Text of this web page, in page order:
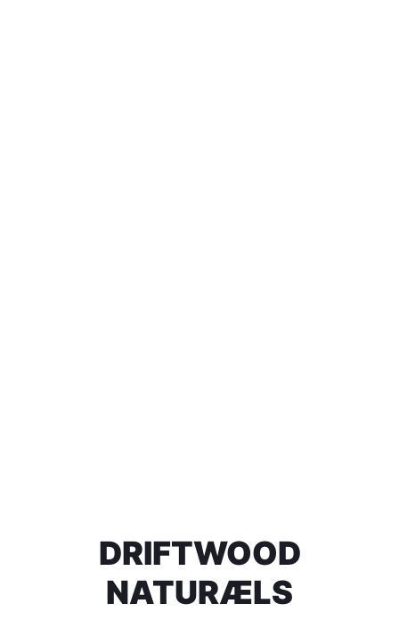
DRIFTWOOD
NATURÆLS